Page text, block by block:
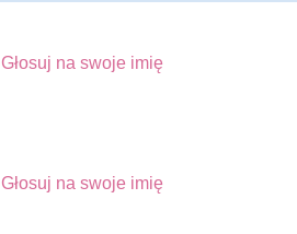
Głosuj na swoje imię
Głosuj na swoje imię